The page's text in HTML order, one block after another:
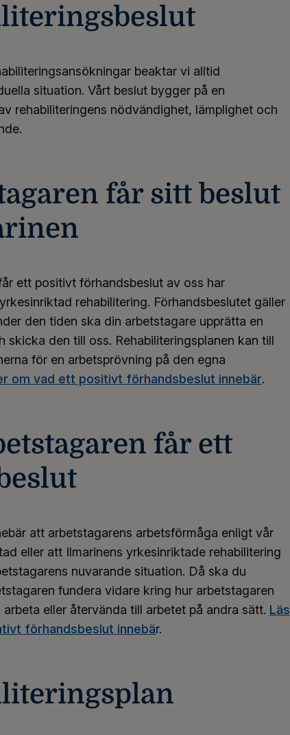
beaktar vi alltid
situation. Vårt beslut bygger på en
rehabiliteringens nödvändighet, lämplighet och
får sitt beslut
ett positivt förhandsbeslut av oss har
rehabilitering. Förhandsbeslutet gäller
den tiden ska din arbetstagare upprätta en
skicka den till oss. Rehabiliteringsplanen kan till
för en arbetsprövning på den egna
om vad ett positivt förhandsbeslut innebär.
får ett
att arbetstagarens arbetsförmåga enligt vår
eller att Ilmarinens yrkesinriktade rehabilitering
nuvarande situation. Då ska du
fundera vidare kring hur arbetstagaren
eller återvända till arbetet på andra sätt. Läs
förhandsbeslut innebär.